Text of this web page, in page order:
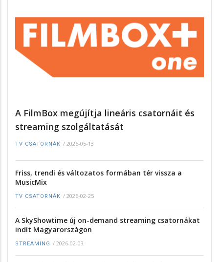
A FilmBox megújítja lineáris csatornáit és
streaming szolgáltatását
TV CSATORNÁK / 2026-05-13
Friss, trendi és változatos formában tér vissza a
MusicMix
TV CSATORNÁK / 2026-02-25
A SkyShowtime új on-demand streaming csatornákat
indít Magyarországon
STREAMING / 2026-02-03